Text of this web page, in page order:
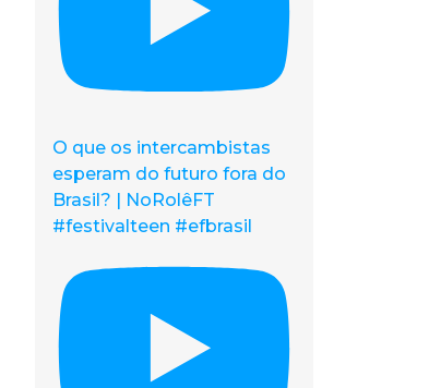
O que os intercambistas
esperam do futuro fora do
Brasil? | NoRolêFT
#festivalteen #efbrasil